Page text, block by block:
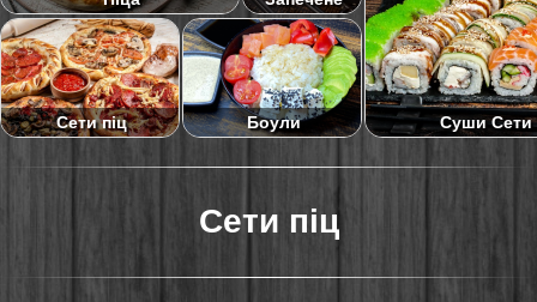
Сети піц Боули Суши Сети
Сети піц